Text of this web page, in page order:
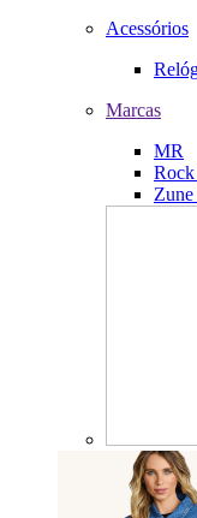
Acessórios
Marcas
MR
Zune